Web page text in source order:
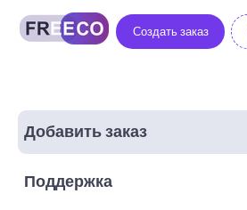
Создать заказ
Добавить заказ
Поддержка